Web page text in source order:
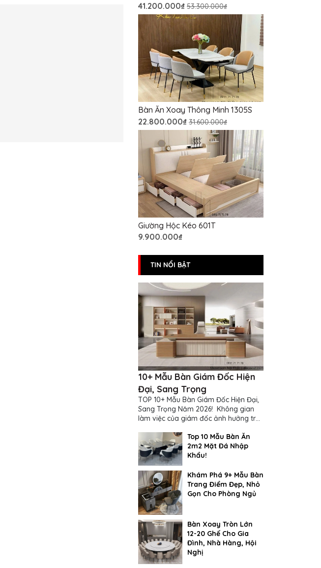
41.200.000₫ 53.300.000₫
Bàn Ăn Xoay Thông Minh 1305S
22.800.000₫ 31.600.000₫
Giường Hộc Kéo 601T
9.900.000₫
TIN NỔI BẬT
10+ Mẫu Bàn Giám Đốc Hiện
Đại, Sang Trọng
TOP 10+ Mẫu Bàn Giám Đốc Hiện Đại,
Sang Trọng Năm 2026! Không gian
làm việc của giám đốc ảnh hưởng trực
Top 10 Mẫu Bàn Ăn
2m2 Mặt Đá Nhập
Khẩu!
Khám Phá 9+ Mẫu Bàn
Trang Điểm Đẹp, Nhỏ
Gọn Cho Phòng Ngủ
Bàn Xoay Tròn Lớn
12-20 Ghế Cho Gia
Đình, Nhà Hàng, Hội
Nghị